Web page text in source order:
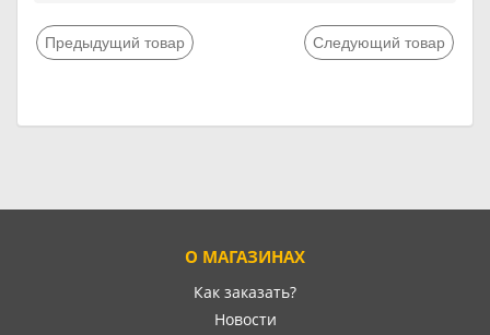
Предыдущий товар Следующий товар
О МАГАЗИНАХ
Как заказать?
Новости